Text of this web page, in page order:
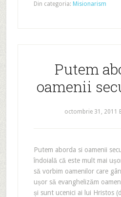
Din categoria: Misionarism
Putem
oamenii
octombrie 31, 2011
Putem aborda si oamenii
îndoială că este mult mai
să vorbim oamenilor care
ușor să evanghelizăm
și sunt ucenici ai lui Hristos